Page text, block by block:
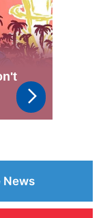
News